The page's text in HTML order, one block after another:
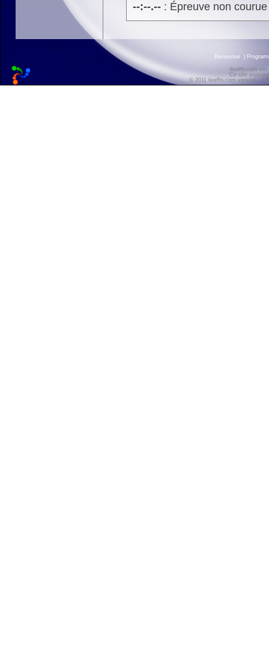
--:--.--: Épreuve non
Bienvenue
liveffn.com est
Ce site
© 2011 liveffn.com version :